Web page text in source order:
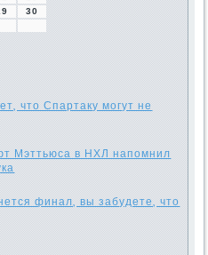
30
что Спартаку могут не
Мэттьюса в НХЛ напомнил
финал, вы забудете, что